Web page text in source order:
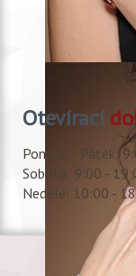
Otevírací
Pondělí - Pátek:
Sobota: 9:00 -
Neděle: 10:00 -